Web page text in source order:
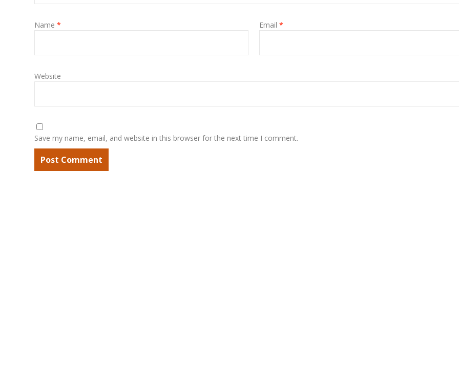
Name * Email *
Website
Save my name, email, and website in this browser for the next time I comment.